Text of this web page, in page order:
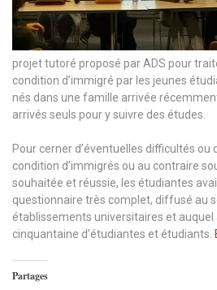
projet tutoré proposé par ADS pour
condition d’immigré par les jeunes
nés dans une famille arrivée
arrivés seuls pour y suivre des études.
Pour cerner d’éventuelles difficultés ou
condition d’immigrés ou au contraire
souhaitée et réussie, les étudiantes
questionnaire très complet, diffusé au
établissements universitaires et auquel
cinquantaine d’étudiantes et étudiants.
Partages